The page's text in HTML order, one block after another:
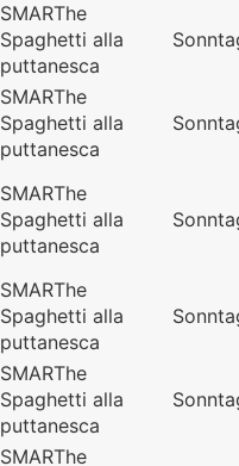
SMARThe
Spaghetti alla
puttanesca
SMARThe
Spaghetti alla
puttanesca
SMARThe
Spaghetti alla
puttanesca
SMARThe
Spaghetti alla
puttanesca
SMARThe
Spaghetti alla
puttanesca
SMARThe